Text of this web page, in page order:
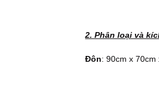
2. Phân loại và
Đôn: 90cm x 70cm